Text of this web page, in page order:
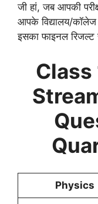
जी हां, जब आपकी
आपके विद्यालय/कॉलेज
इसका फाइनल रिजल्ट
Class
Physics